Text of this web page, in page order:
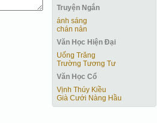
Truyện Ngắn
ánh sáng
chán nản
Văn Học Hiện Ðại
Uống Trăng
Trường Tương Tư
Văn Học Cổ
Vịnh Thúy Kiều
Già Cưới Nàng Hầu